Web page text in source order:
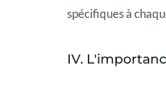
spécifiques à
IV.